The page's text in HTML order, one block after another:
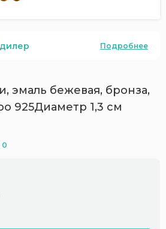
Подробнее
эмаль бежевая, бронза,
925Диаметр 1,3 см
0